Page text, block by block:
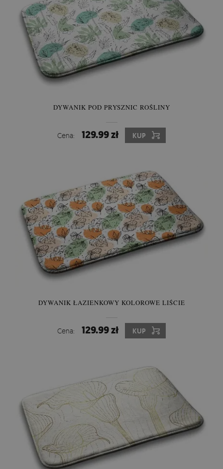
DYWANIK POD PRYSZNIC ROŚLINY
Cena: 129.99 zł KUP
DYWANIK ŁAZIENKOWY KOLOROWE LIŚCIE
Cena: 129.99 zł KUP